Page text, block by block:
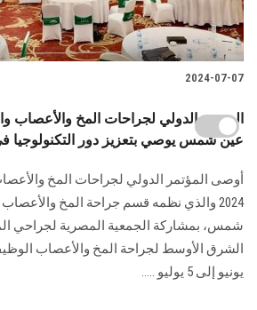
2024-07-07
المؤتمر الدولي لجراحات المخ والأعصاب
عين شمس يوصي بتعزيز دور التكنولوجيا
أوصى المؤتمر الدولي لجراحات المخ
2024 والذي نظمه قسم ‏جراحة المخ
شمس، بمشاركة الجمعية المصرية لجراحي
يونيو إلى 5 يوليو .....